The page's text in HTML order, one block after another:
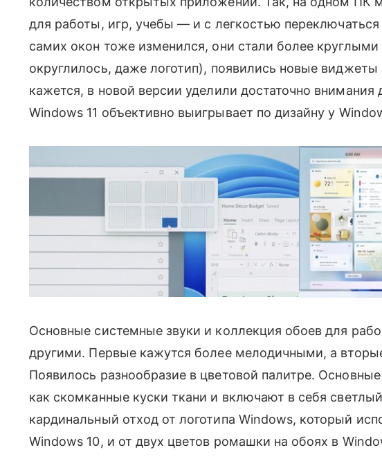
для работы, игр, учебы — и с легкостью
самих окон тоже изменился, они стали более
округлилось, даже логотип), появились новые
кажется, в новой версии уделили достаточно внимания
Windows 11 объективно выигрывает по дизайнуу
Основные системные звуки и коллекция обоев для
другими. Первые кажутся более мелодичными, а
Появилось разнообразие в цветовой палитре.
как скомканные куски ткани и включают в себя
кардинальный отход от логотипа Windows, который
Windows 10, и от двух цветов ромашки на обоях в